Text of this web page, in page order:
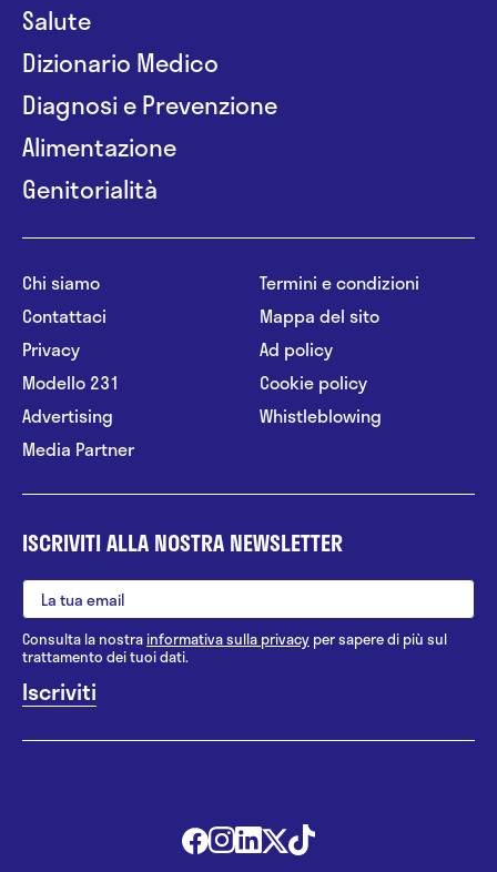
Salute
Dizionario Medico
Diagnosi e Prevenzione
Alimentazione
Genitorialità
Chi siamo
Contattaci
Privacy
Modello 231
Advertising
Media Partner
Termini e condizioni
Mappa del sito
Ad policy
Cookie policy
Whistleblowing
ISCRIVITI ALLA NOSTRA NEWSLETTER
Consulta la nostrainformativa sulla privacy per sapere di più sul
trattamento dei tuoi dati.